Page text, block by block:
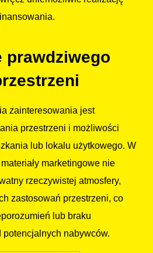
prawdziwego
zainteresowania jest
przestrzeni i możliwości
lub lokalu użytkowego. W
marketingowe nie
rzeczywistej atmosfery,
zastosowań przestrzeni, co
lub braku
nabywców.